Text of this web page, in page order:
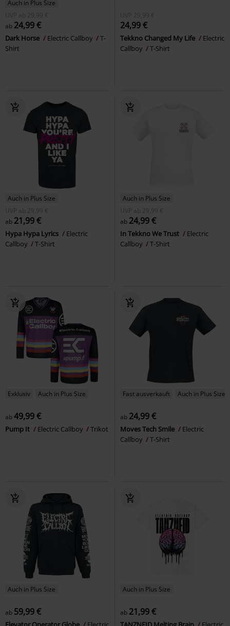
Auch in Plus Size
UVP
ab 29,99 €
ab 24,99 €
Dark Horse Electric Callboy
T-
Shirt
UVP 29,99 €
24,99 €
Tekkno Changed My Life
Electric
Callboy
T-Shirt
Auch in Plus Size
UVP
ab 29,99 €
ab 21,99 €
Hypa Hypa Lyrics
Electric
Callboy
T-Shirt
Auch in Plus Size
UVP
ab 29,99 €
ab 24,99 €
In Tekkno We Trust
Electric
Callboy
T-Shirt
Exklusiv Auch in Plus Size
ab49,99 €
Pump It Electric Callboy Trikot
Fast ausverkauft Auch in Plus Size
ab 24,99 €
Moves Tech Smile
Electric
Callboy
T-Shirt
Auch in Plus Size
ab 59,99 €
Auch in Plus Size
ab 21,99 €